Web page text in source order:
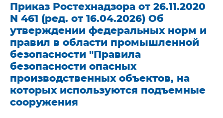
Приказ Ростехнадзора от 26.11.2020
N 461 (ред. от 16.04.2026) Об
утверждении федеральных норм и
правил в области промышленной
безопасности "Правила
безопасности опасных
производственных объектов, на
которых используются подъемные
сооружения